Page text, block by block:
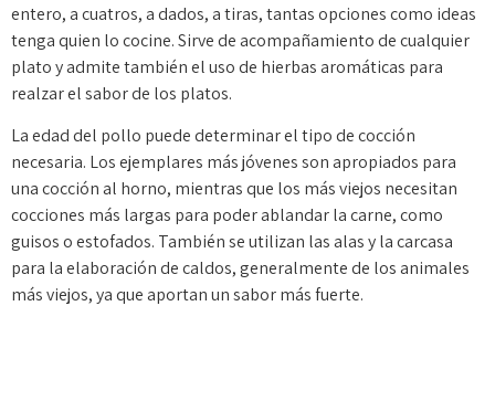
entero, a cuatros, a dados, a tiras, tantas opciones como ideas
tenga quien lo cocine. Sirve de acompañamiento de cualquier
plato y admite también el uso de hierbas aromáticas para
realzar el sabor de los platos.
La edad del pollo puede determinar el tipo de cocción
necesaria. Los ejemplares más jóvenes son apropiados para
una cocción al horno, mientras que los más viejos necesitan
cocciones más largas para poder ablandar la carne, como
guisos o estofados. También se utilizan las alas y la carcasa
para la elaboración de caldos, generalmente de los animales
más viejos, ya que aportan un sabor más fuerte.